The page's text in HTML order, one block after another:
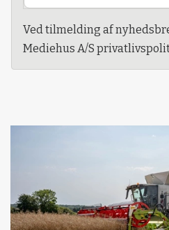
Ved tilmelding af
Mediehus A/S